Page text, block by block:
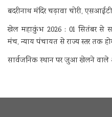
बदरीनाथ मंदिर चढ़ावा चोरी,
खेल महाकुंभ 2026 : 01 सितंबर से
मंच, न्याय पंचायत से राज्य स्तर तक
सार्वजनिक स्थान पर जुआ खेलने वाले